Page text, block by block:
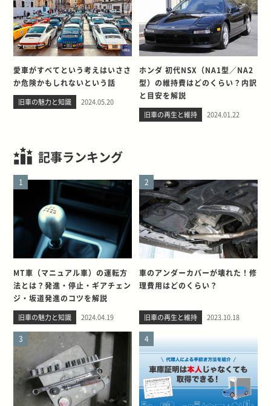
愛車がすべてという考えはいささ
か危険かもしれないという話
旧車の魅力と知識 2024.05.20
ホンダ 初代NSX（NA1型／NA2
型）の維持費はどのくらい？内訳
と目安を解説
旧車の再生と維持 2024.01.22
記事ランキング
1
MT車（マニュアル車）の運転方
法とは？発進・停止・ギアチェン
ジ・坂道発進のコツを解説
旧車の魅力と知識 2024.04.19
2
車のアンダーカバーが壊れた！修
理費用はどのくらい？
旧車の再生と維持 2023.10.18
3 4